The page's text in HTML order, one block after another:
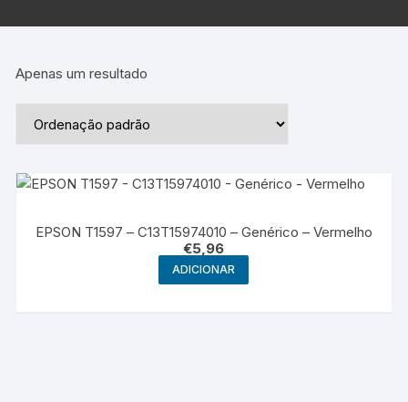
Apenas um resultado
EPSON T1597 – C13T15974010 – Genérico – Vermelho
€5,96
ADICIONAR